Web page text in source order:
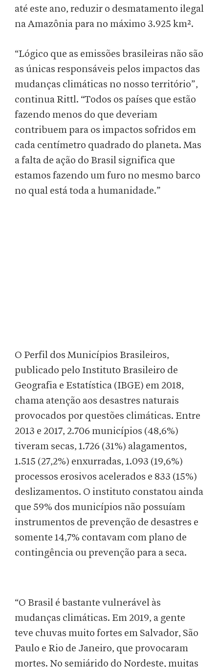
até este ano, reduzir o desmatamento ilegal
na Amazônia para no máximo 3.925 km².
“Lógico que as emissões brasileiras não são
as únicas responsáveis pelos impactos das
mudanças climáticas no nosso território”,
continua Rittl. “Todos os países que estão
fazendo menos do que deveriam
contribuem para os impactos sofridos em
cada centímetro quadrado do planeta. Mas
a falta de ação do Brasil significa que
estamos fazendo um furo no mesmo barco
no qual está toda a humanidade.”
O Perfil dos Municípios Brasileiros,
publicado pelo Instituto Brasileiro de
Geografia e Estatística (IBGE) em 2018,
chama atenção aos desastres naturais
provocados por questões climáticas. Entre
2013 e 2017, 2.706 municípios (48,6%)
tiveram secas, 1.726 (31%) alagamentos,
1.515 (27,2%) enxurradas, 1.093 (19,6%)
processos erosivos acelerados e 833 (15%)
deslizamentos. O instituto constatou ainda
que 59% dos municípios não possuíam
instrumentos de prevenção de desastres e
somente 14,7% contavam com plano de
contingência ou prevenção para a seca.
“O Brasil é bastante vulnerável às
mudanças climáticas. Em 2019, a gente
teve chuvas muito fortes em Salvador, São
Paulo e Rio de Janeiro, que provocaram
mortes. No semiárido do Nordeste, muitas